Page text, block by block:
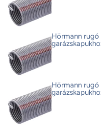
Hörmann rugó
Hörmann rugó